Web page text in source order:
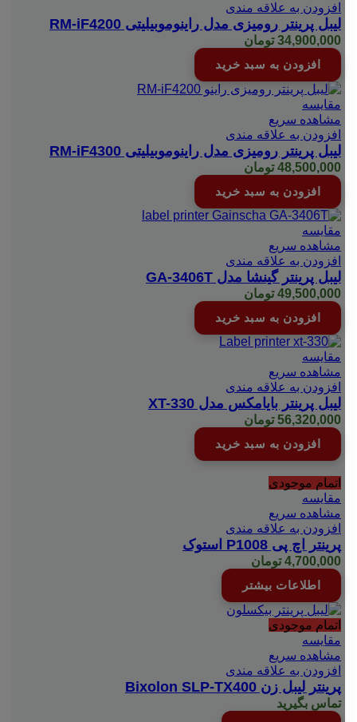
باشد.
گزینه
ها
ممکن
است
در
شوند
افزودن به علاقه مندی
لیبل پرینتر رومیزی مدل راینوموبیلیتی RM-iF4200
34,900,000 تومان
افزودن به سبد خرید
مقایسه
مشاهده سریع
افزودن به علاقه مندی
لیبل پرینتر رومیزی مدل راینوموبیلیتی RM-iF4300
48,500,000 تومان
افزودن به سبد خرید
مقایسه
مشاهده سریع
افزودن به علاقه مندی
لیبل پرینتر گینشا مدل GA-3406T
49,500,000 تومان
افزودن به سبد خرید
مقایسه
مشاهده سریع
افزودن به علاقه مندی
لیبل پرینتر بایامکس مدل XT-330
56,320,000 تومان
افزودن به سبد خرید
اتمام موجودی
مقایسه
مشاهده سریع
افزودن به علاقه مندی
پرینتر اچ پی P1008 استوک
4,700,000 تومان
اطلاعات بیشتر
اتمام موجودی
مقایسه
مشاهده سریع
افزودن به علاقه مندی
پرینتر لیبل زن Bixolon SLP-TX400
تماس بگیرید